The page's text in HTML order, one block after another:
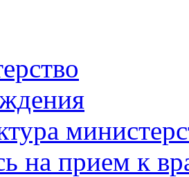
на прием к